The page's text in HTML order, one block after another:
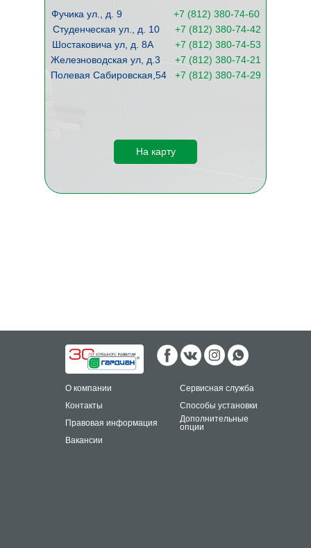
Железноводская ул, д.3
Полевая Сабировская,54
Студенческая ул., д. 10
Шостаковича ул, д. 8А
Фучика ул., д. 9
+7 (812) 380-74-21
+7 (812) 380-74-29
+7 (812) 380-74-42
+7 (812) 380-74-53
+7 (812) 380-74-60
На карту
О компании Сервисная служба
Вакансии
Правовая информация
Контакты
Способы установки
Дополнительные
опции